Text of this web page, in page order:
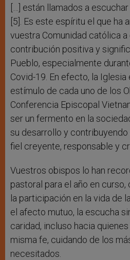
[…] están llamados a
[5]. Es este espíritu el que ha
vuestra Comunidad católica
contribución positiva y
Pueblo, especialmente
Covid-19. En efecto, la Iglesia
estímulo de cada uno de los
Conferencia Episcopal
ser un fermento en la
su desarrollo y
fiel creyente, responsable y
Vuestros obispos lo han
pastoral para el año en
la participación en la vida de
el afecto mutuo, la escucha
caridad, incluso hacia
misma fe, cuidando de los
necesitados.